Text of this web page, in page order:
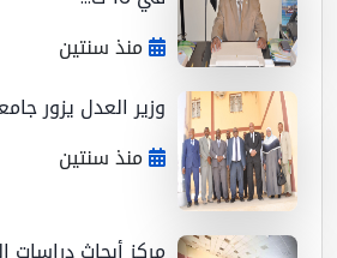
منذ سنتين
وزير العدل يزور جامعة
منذ سنتين